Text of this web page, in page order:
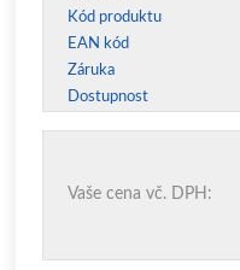
Kód produktu
EAN kód
Záruka
Dostupnost
Vaše cena vč. DPH: